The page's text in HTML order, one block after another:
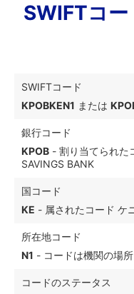
SWIFTコー
SWIFTコード
KPOBKEN1 または
銀行コード
KPOB - 割り当てられた
SAVINGS BANK
国コード
KE - 属されたコード ケ
所在地コード
N1 - コードは機関の場
コードのステータス